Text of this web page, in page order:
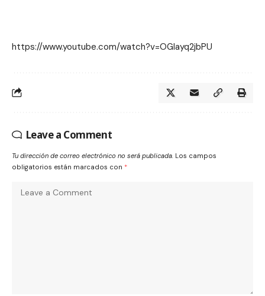
https://www.youtube.com/watch?v=OGIayq2jbPU
Leave a Comment
Tu dirección de correo electrónico no será publicada. Los campos
obligatorios están marcados con *